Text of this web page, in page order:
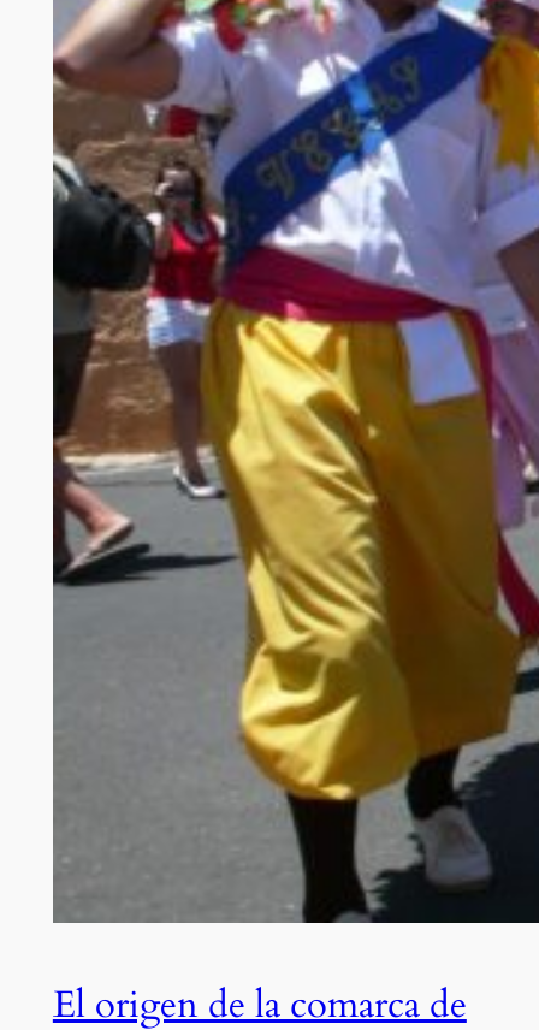
El origen de la comarca de